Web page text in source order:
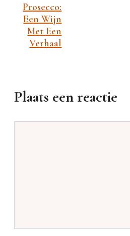
Prosecco:
Een Wijn
Met Een
Verhaal
Plaats een reactie